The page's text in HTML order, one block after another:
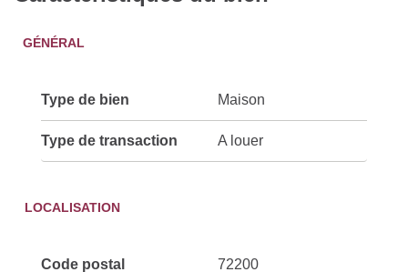
GÉNÉRAL
Type de bien Maison
Type de transaction A louer
LOCALISATION
Code postal 72200